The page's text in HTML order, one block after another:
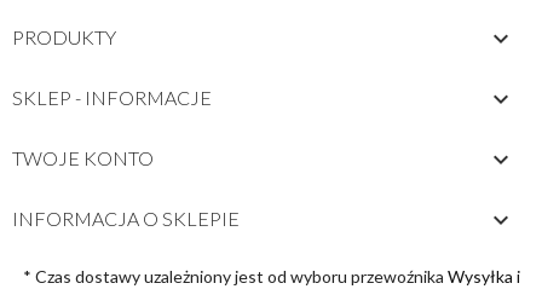
PRODUKTY 
SKLEP - INFORMACJE 
TWOJE KONTO 
INFORMACJA O SKLEPIE keyboard_arrow_down
* Czas dostawy uzależniony jest od wyboru przewoźnika Wysyłka i